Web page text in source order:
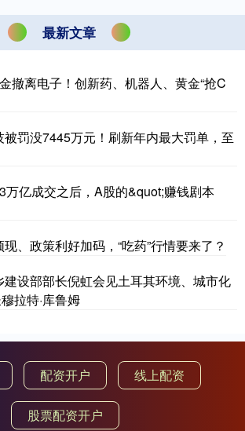
最新文章
撤离电子！创新药、机器人、黄金“抢C
罚没7445万元！刷新年内最大罚单，至
万亿成交之后，A股的&quot;赚钱剧本
、政策利好加码，“吃药”行情要来了？
建设部部长倪虹会见土耳其环境、城市化
拉特·库鲁姆
配资开户 线上配资
股票配资开户